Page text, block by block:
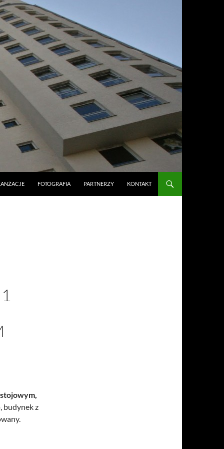
FOTOGRAFIA PARTNERZY KONTAKT
budynek z